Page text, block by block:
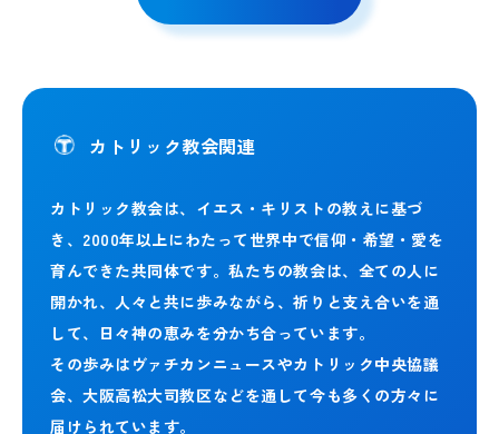
カトリック教会関連
カトリック教会は、イエス・キリストの教えに基づ
き、2000年以上にわたって世界中で信仰・希望・愛を
育んできた共同体です。私たちの教会は、全ての人に
開かれ、人々と共に歩みながら、祈りと支え合いを通
して、日々神の恵みを分かち合っています。
その歩みはヴァチカンニュースやカトリック中央協議
会、大阪高松大司教区などを通して今も多くの方々に
届けられています。